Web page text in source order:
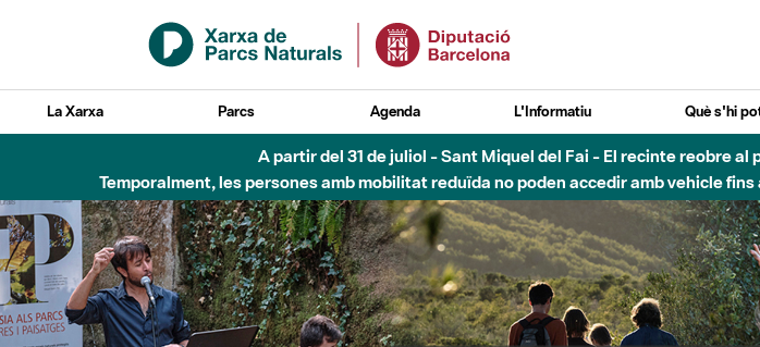
Salta al contingut principal
La Xarxa Parcs Agenda L'Informatiu Què s'hi
6 d'agost - Parc Fluvial Besòs - Activació de la Fase
Tancats els